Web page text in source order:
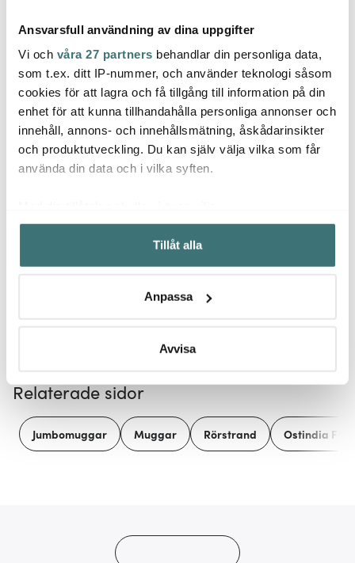
Ansvarsfull användning av dina uppgifter
Vi och våra 27 partners behandlar din personliga data,
som t.ex. ditt IP-nummer, och använder teknologi såsom
cookies för att lagra och få tillgång till information på din
enhet för att kunna tillhandahålla personliga annonser och
innehåll, annons- och innehållsmätning, åskådarinsikter
och produktutveckling. Du kan själv välja vilka som får
använda din data och i vilka syften.
Samla in information om din geografiska plats som
kan ha en noggrannhet på upp till flera meter
Identifiera din enhet genom att aktivt skanna den för
Ta reda på mer om hur dina personliga uppgifter
Du kan ändra eller dra tillbaka ditt samtycke när som
Vi använder cookies för att innehållet och annonserna
ska anpassas efter det som vi tror att du tycker om. Det
gör också att vi kan analysera vår trafik och göra
Tillåt alla
Anpassa
Avvisa
Hackit
Hackit Köttfärshackare
22,5 cm Svart
129 kr
Rörstrand
Swedish Grace Tallrik
27 cm 4-pack Snö
1250 kr
Låt dig inspireras av våra kunder
Relaterade sidor
Jumbomuggar Muggar Rörstrand Ostindia